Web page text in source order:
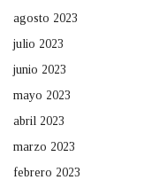
agosto 2023
julio 2023
junio 2023
mayo 2023
abril 2023
marzo 2023
febrero 2023